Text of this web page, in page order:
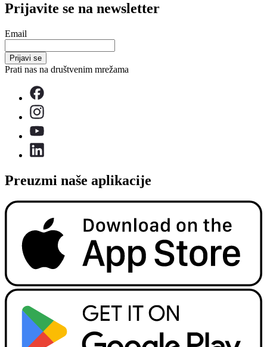
Prijavite se na newsletter
Email
Prijavi se
Prati nas na društvenim mrežama
Preuzmi naše aplikacije